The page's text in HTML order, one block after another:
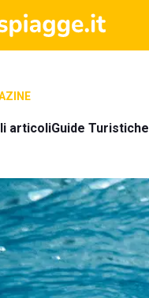
articoliGuide Turistiche